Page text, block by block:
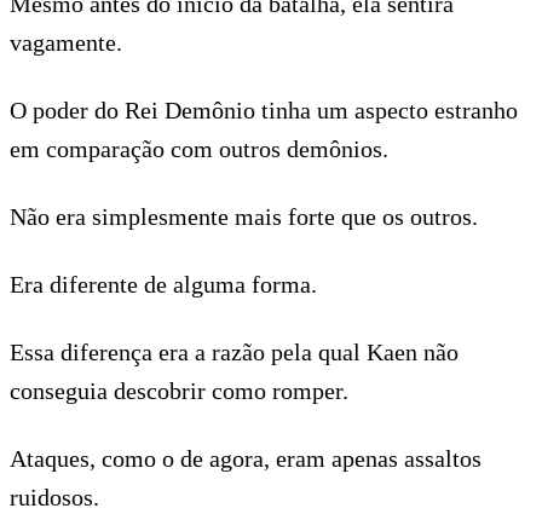
vagamente.
O poder do Rei Demônio tinha um aspecto estranho
em comparação com outros demônios.
Não era simplesmente mais forte que os outros.
Era diferente de alguma forma.
Essa diferença era a razão pela qual Kaen não
conseguia descobrir como romper.
Ataques, como o de agora, eram apenas assaltos
ruidosos.